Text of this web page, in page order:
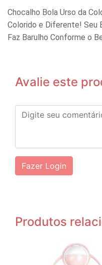
Chocalho Bola Urso da
Colorido e Diferente! Seu
Faz Barulho Conforme o
Avalie este
Fazer Login
Produtos